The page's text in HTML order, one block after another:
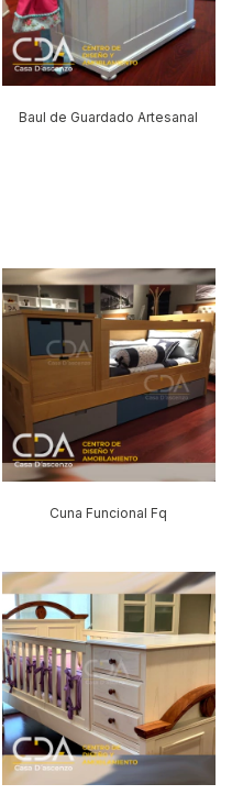
Baul de Guardado Artesanal
Cuna Funcional Fq